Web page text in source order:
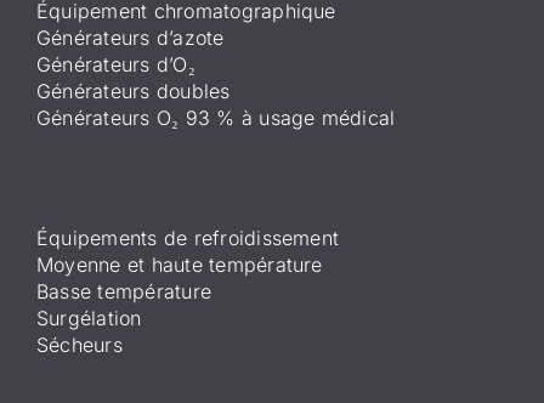
Équipement chromatographique
Générateurs d’azote
Générateurs d’O₂
Générateurs doubles
Générateurs O₂ 93 % à usage médical
Équipements de refroidissement
Moyenne et haute température
Basse température
Surgélation
Sécheurs